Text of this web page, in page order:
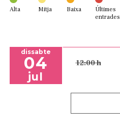
Alta Mitja Baixa
Últimes
entrades
dissabte
04
jul
12:00 h